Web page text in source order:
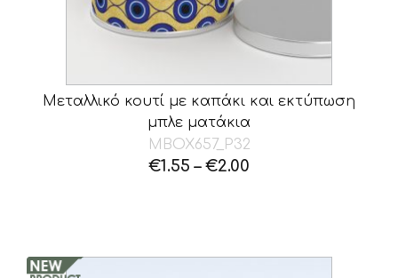
Μεταλλικό κουτί με καπάκι και εκτύπωση
μπλε ματάκια
MBOX657_P32
€1.55 – €2.00